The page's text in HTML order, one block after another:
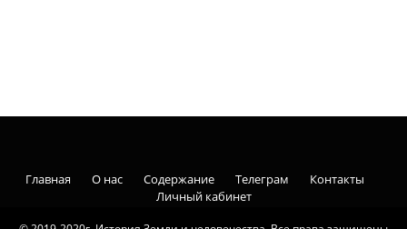
Главная О нас Содержание Телеграм
Контакты
Личный кабинет